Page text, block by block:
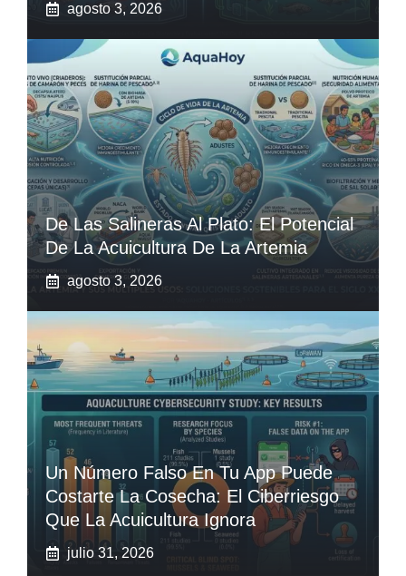
agosto 3, 2026
De Las Salineras Al Plato: El Potencial
De La Acuicultura De La Artemia
agosto 3, 2026
Un Número Falso En Tu App Puede
Costarte La Cosecha: El Ciberriesgo
Que La Acuicultura Ignora
julio 31, 2026